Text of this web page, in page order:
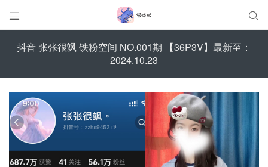
 
抖音 张张很飒 铁粉空间 NO.001期 【36P3V】最新至：
2024.10.23